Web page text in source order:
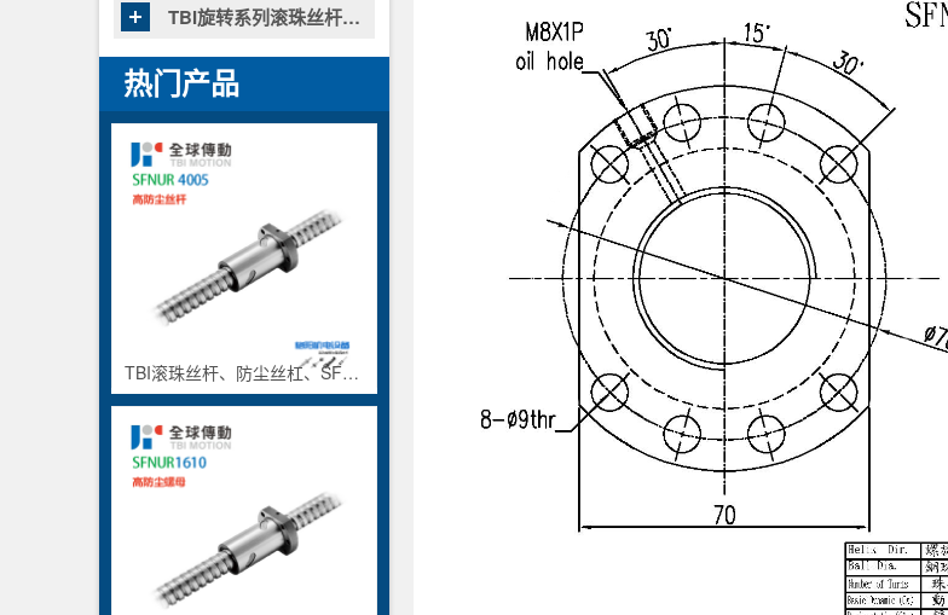
TBI旋转系列滚珠丝杆花键
热门产品
TBI滚珠丝杆、防尘丝杠、SFNU4005、钻床螺杆